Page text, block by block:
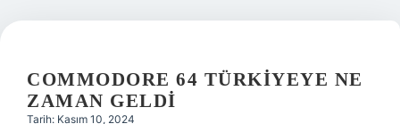
Yasal Uyarı
COMMODORE 64 TÜRKIYEYE NE
ZAMAN GELDI
Tarih: Kasım 10, 2024